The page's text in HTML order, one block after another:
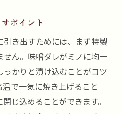
ポイント
き出すためには、まず特製
ん。味噌ダレがミノに均一
かりと漬け込むことがコツ
で一気に焼き上げること
じ込めることができます。